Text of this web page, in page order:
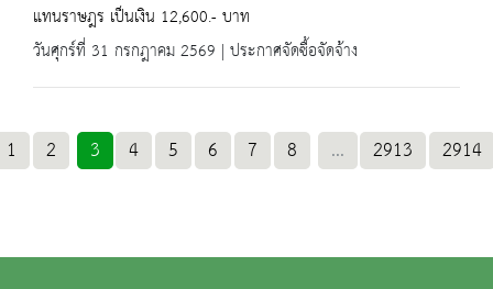
แทนราษฎร เป็นเงิน 12,600.- บาท
วันศุกร์ที่ 31 กรกฎาคม 2569 | ประกาศจัดซื้อจัดจ้าง
1 2 3 4 5 6 7 8 ... 2913 2914